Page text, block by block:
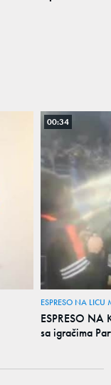
00:34
ESPRESO NA LICU
ESPRESO
sa igračima